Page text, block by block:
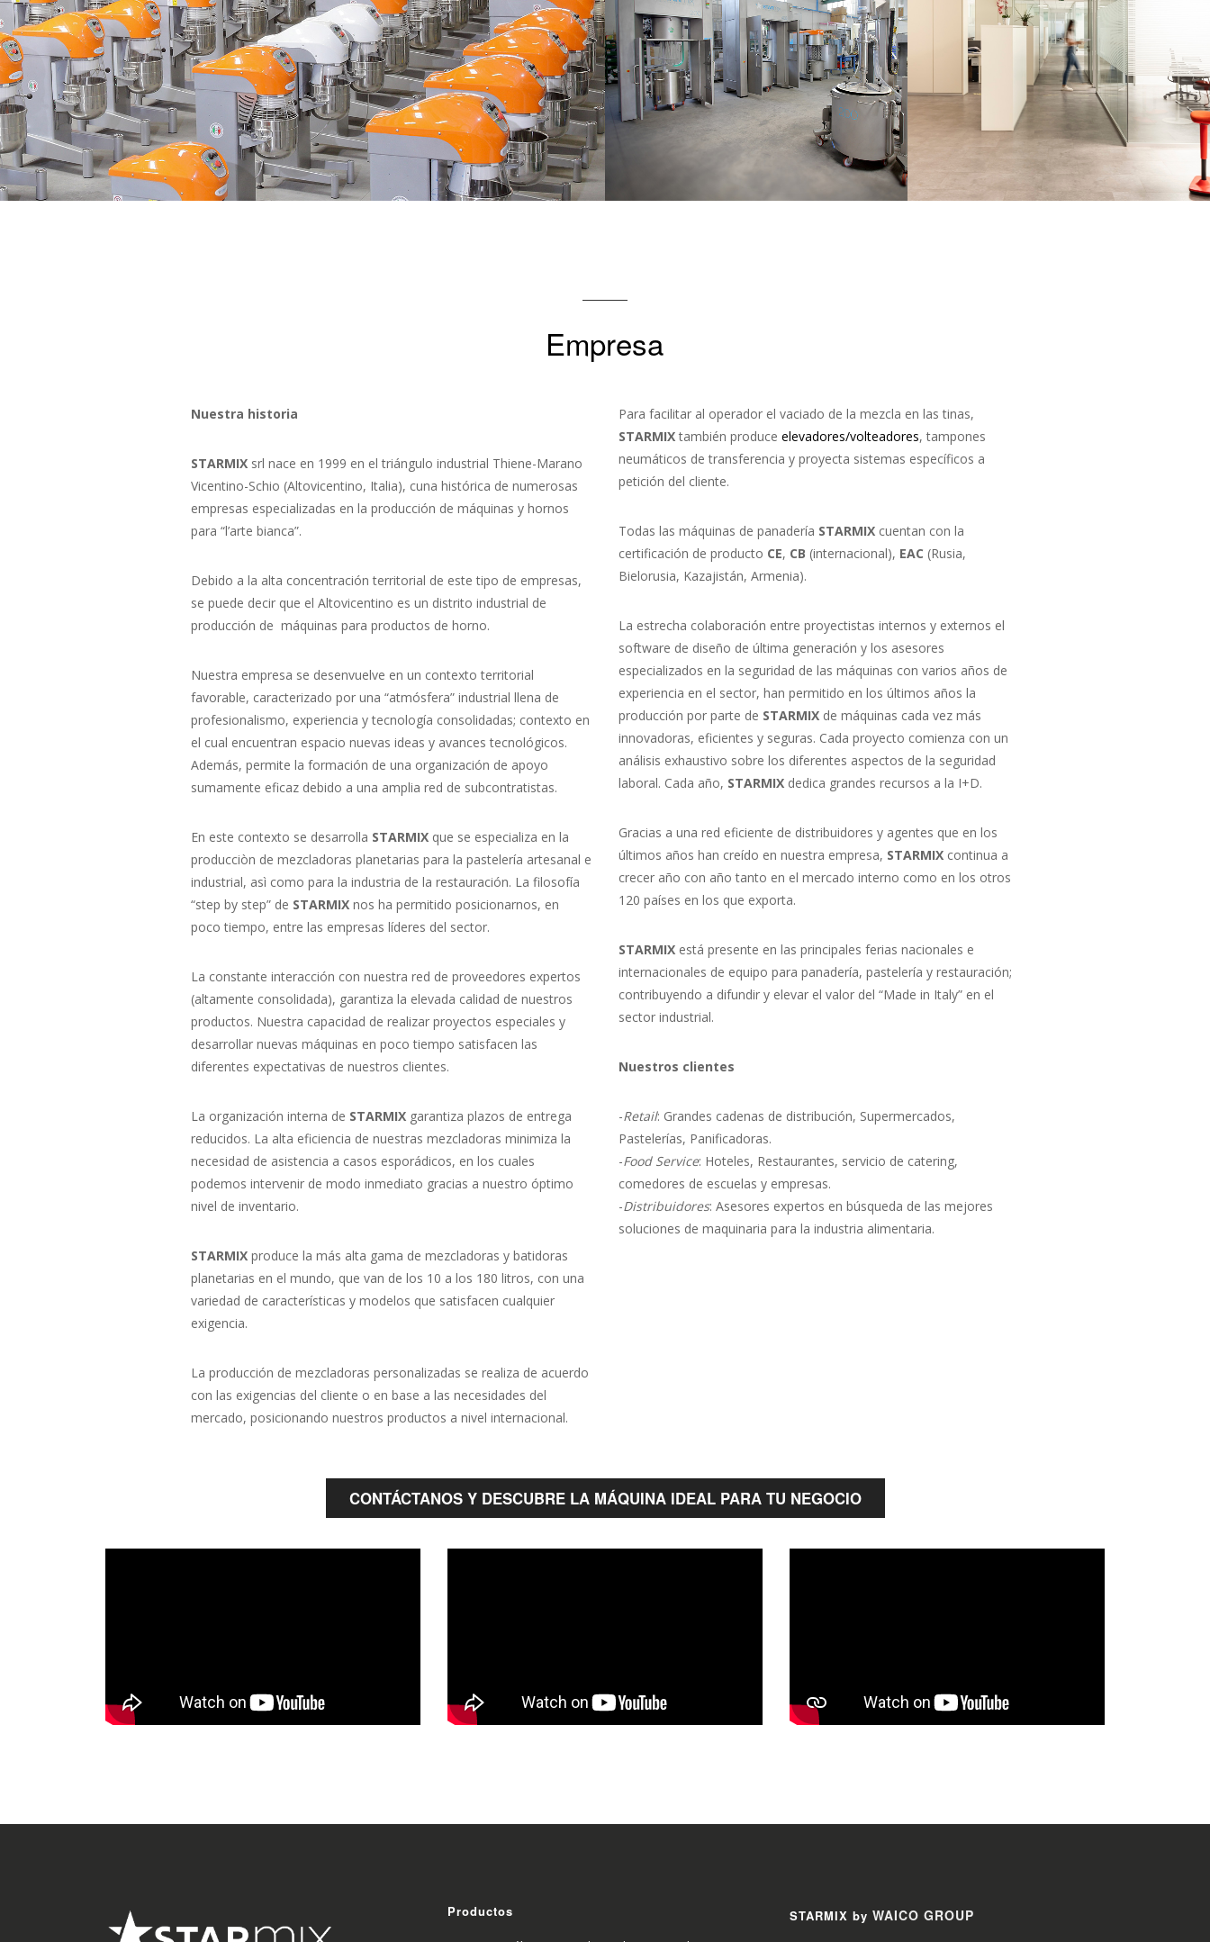
LAS MÁQUINAS STARMIX
The STARMIX machines
LAS MÁQUINAS STARMIX
The STARMIX machines
NUESTRA OFICINA
The STARMIX machines
Empresa
Nuestra historia
STARMIXsrl nace en 1999 en el triángulo industrial Thiene-Marano
Vicentino-Schio (Altovicentino, Italia), cuna histórica de numerosas
empresas especializadas en la producción de máquinas y hornos
para “l’arte bianca”.
Debido a la alta concentración territorial de este tipo de empresas,
se puede decir que el Altovicentino es un distrito industrial de
producción de máquinas para productos de horno.
Nuestra empresa se desenvuelve en un contexto territorial
favorable, caracterizado por una “atmósfera” industrial llena de
profesionalismo, experiencia y tecnología consolidadas; contexto en
el cual encuentran espacio nuevas ideas y avances tecnológicos.
Además, permite la formación de una organización de apoyo
sumamente eficaz debido a una amplia red de subcontratistas.
En este contexto se desarrolla STARMIXque se especializa en la
producciòn de mezcladoras planetarias para la pastelería artesanal e
industrial, asì como para la industria de la restauración. La filosofía
“step by step” de STARMIXnos ha permitido posicionarnos, en
poco tiempo, entre las empresas líderes del sector.
La constante interacción con nuestra red de proveedores expertos
(altamente consolidada), garantiza la elevada calidad de nuestros
productos. Nuestra capacidad de realizar proyectos especiales y
desarrollar nuevas máquinas en poco tiempo satisfacen las
diferentes expectativas de nuestros clientes.
La organización interna de STARMIXgarantiza plazos de entrega
reducidos. La alta eficiencia de nuestras mezcladoras minimiza la
necesidad de asistencia a casos esporádicos, en los cuales
podemos intervenir de modo inmediato gracias a nuestro óptimo
nivel de inventario.
STARMIX produce la más alta gama de mezcladoras y batidoras
planetarias en el mundo, que van de los 10 a los 180 litros, con una
variedad de características y modelos que satisfacen cualquier
exigencia.
La producción de mezcladoras personalizadas se realiza de acuerdo
con las exigencias del cliente o en base a las necesidades del
mercado, posicionando nuestros productos a nivel internacional.
Para facilitar al operador el vaciado de la mezcla en las tinas,
STARMIXtambién produce elevadores/volteadores, tampones
neumáticos de transferencia y proyecta sistemas específicos a
petición del cliente.
Todas las máquinas de panadería STARMIX cuentan con la
certificación de producto CE, CB (internacional), EAC (Rusia,
Bielorusia, Kazajistán, Armenia).
La estrecha colaboración entre proyectistas internos y externos el
software de diseño de última generación y los asesores
especializados en la seguridad de las máquinas con varios años de
experiencia en el sector, han permitido en los últimos años la
producción por parte de STARMIX de máquinas cada vez más
innovadoras, eficientes y seguras. Cada proyecto comienza con un
análisis exhaustivo sobre los diferentes aspectos de la seguridad
laboral. Cada año, STARMIXdedica grandes recursos a la I+D.
Gracias a una red eficiente de distribuidores y agentes que en los
últimos años han creído en nuestra empresa, STARMIXcontinua a
crecer año con año tanto en el mercado interno como en los otros
120 países en los que exporta.
STARMIXestá presente en las principales ferias nacionales e
internacionales de equipo para panadería, pastelería y restauración;
contribuyendo a difundir y elevar el valor del “Made in Italy” en el
sector industrial.
Nuestros clientes
-Retail: Grandes cadenas de distribución, Supermercados,
Pastelerías, Panificadoras.
-Food Service: Hoteles, Restaurantes, servicio de catering,
comedores de escuelas y empresas.
-Distribuidores: Asesores expertos en búsqueda de las mejores
soluciones de maquinaria para la industria alimentaria.
CONTÁCTANOS Y DESCUBRE LA MÁQUINA IDEAL PARA TU NEGOCIO
Productos STARMIX by WAICO GROUP